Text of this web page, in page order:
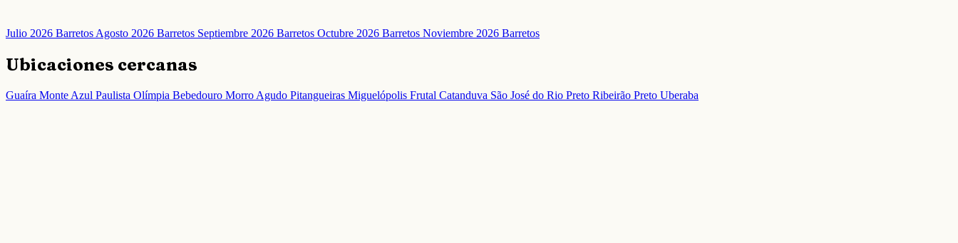
Julio 2026 BarretosAgosto 2026 Barretos Septiembre 2026 Barretos Octubre 2026 Barretos Noviembre 2026 Barretos
Ubicaciones cercanas
Guaíra Monte Azul Paulista Olímpia Bebedouro Morro Agudo Pitangueiras Miguelópolis Frutal Catanduva São José do Rio Preto Ribeirão Preto Uberaba